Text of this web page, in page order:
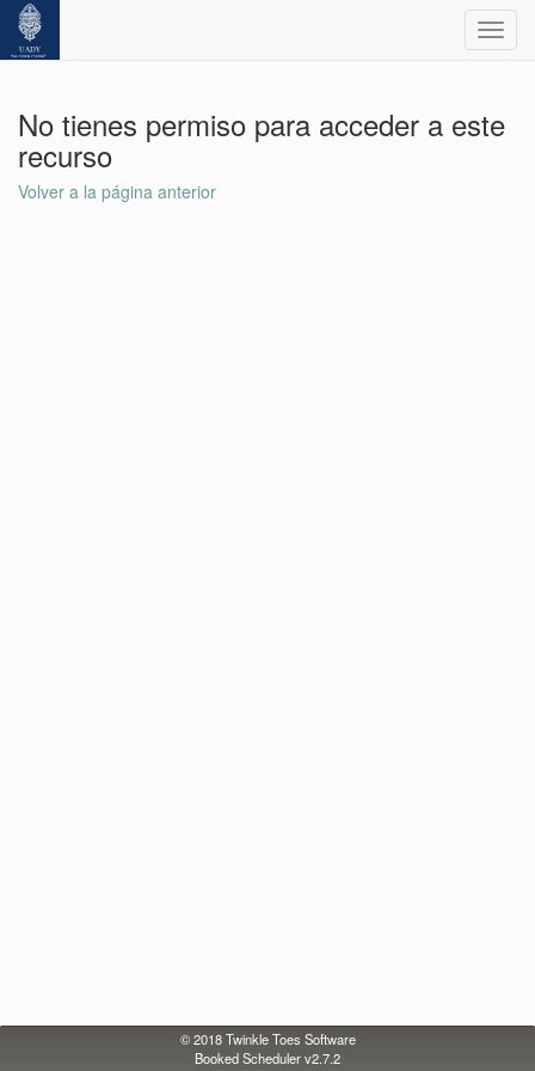
No tienes permiso para acceder a este
recurso
Volver a la página anterior
© 2018Twinkle Toes Software
Booked Scheduler v2.7.2